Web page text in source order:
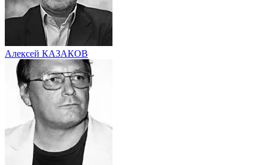
Алексей КАЗАКОВ